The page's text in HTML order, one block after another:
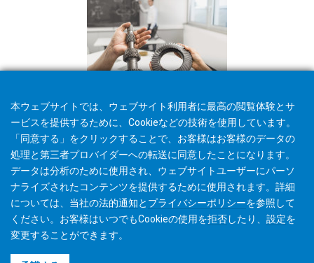
本ウェブサイトでは、ウェブサイト利用者に最高の閲覧体験とサ
ービスを提供するために、Cookieなどの技術を使用しています。
「同意する」をクリックすることで、お客様はお客様のデータの
処理と第三者プロバイダーへの転送に同意したことになります。
データは分析のために使用され、ウェブサイトユーザーにパーソ
ナライズされたコンテンツを提供するために使用されます。詳細
については、当社の法的通知と プライバシーポリシーを参照して
ください。お客様はいつでもCookieの使用を拒否したり、 設定を
変更することができます。